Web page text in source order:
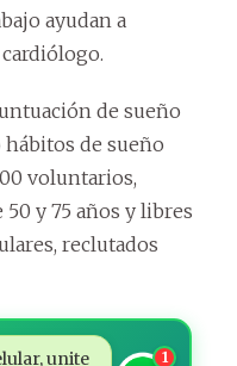
ayudan a
de sueño
de sueño
voluntarios,
y 75 años y libres
reclutados
unite
1